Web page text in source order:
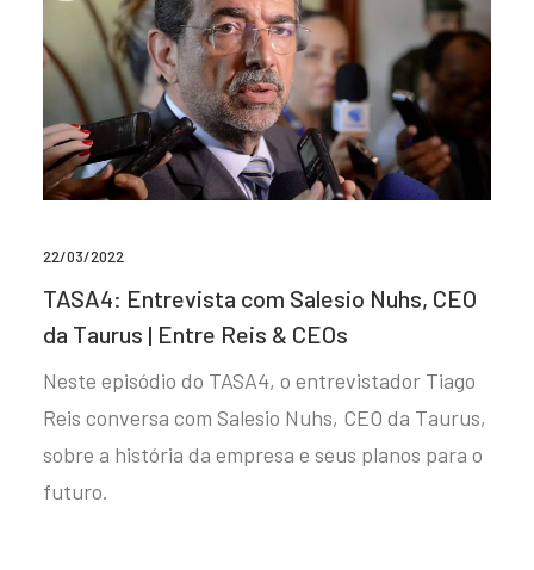
22/03/2022
TASA4: Entrevista com Salesio Nuhs, CEO
da Taurus | Entre Reis & CEOs
Neste episódio do TASA4, o entrevistador Tiago
Reis conversa com Salesio Nuhs, CEO da Taurus,
sobre a história da empresa e seus planos para o
futuro.